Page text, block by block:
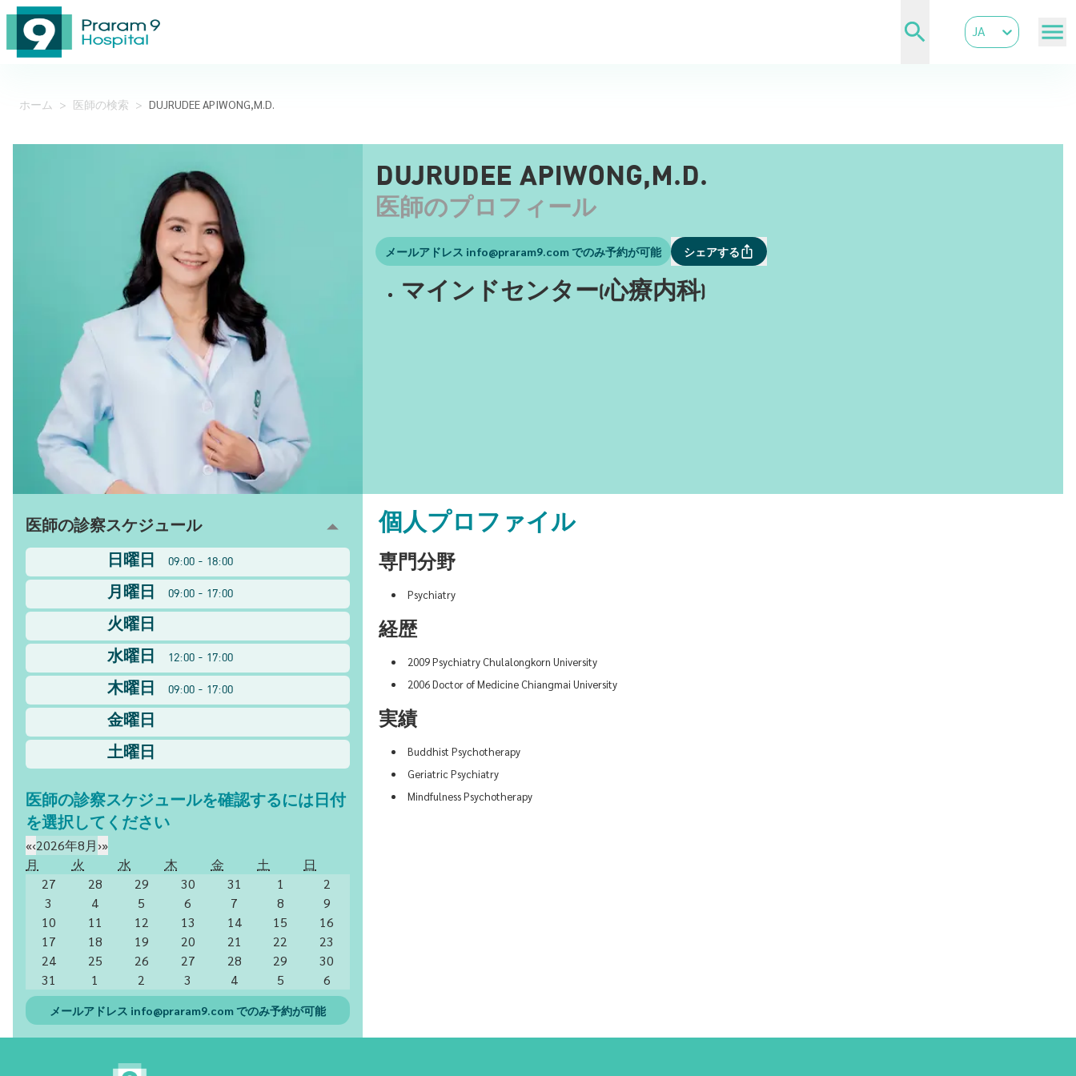
JA
ホーム > 医師の検索 > DUJRUDEE APIWONG,M.D.
DUJRUDEE APIWONG,M.D.
医師のプロフィール
メールアドレス info@praram9.comでのみ予約が可能 シェアする
マインドセンター(心療内科)
医師の診察スケジュール
日曜日
09:00 - 18:00
月曜日
09:00 - 17:00
火曜日
水曜日
12:00 - 17:00
木曜日
09:00 - 17:00
金曜日
土曜日
医師の診察スケジュールを確認するには日付
を選択してください
«‹2026年8月›»
月
火 水 木 金 土
日
27
28 29 30 31 1
2
3
4 5 6 7 8
9
10
11 12 13 14 15
16
17
18 19 20 21 22
23
24
25 26 27 28 29
30
31
1 2 3 4 5 6
メールアドレス info@praram9.comでのみ予約が可能
個人プロファイル
専門分野
Psychiatry
経歴
2009 Psychiatry Chulalongkorn University
2006 Doctor of Medicine Chiangmai University
実績
Buddhist Psychotherapy
Geriatric Psychiatry
Mindfulness Psychotherapy